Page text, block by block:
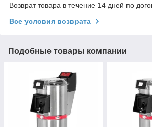
Возврат товара в течение 14 дней по
Все условия возврата
Подобные товары компании